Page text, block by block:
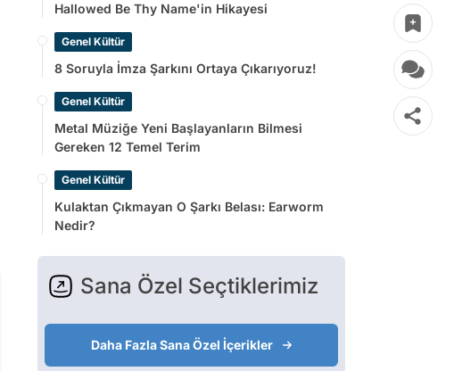
Hallowed Be Thy Name'in Hikayesi
Genel Kültür
8 Soruyla İmza Şarkını Ortaya Çıkarıyoruz!
Genel Kültür
Metal Müziğe Yeni Başlayanların Bilmesi
Gereken 12 Temel Terim
Genel Kültür
Kulaktan Çıkmayan O Şarkı Belası: Earworm
Nedir?
Sana Özel Seçtiklerimiz
Daha Fazla Sana Özel İçerikler